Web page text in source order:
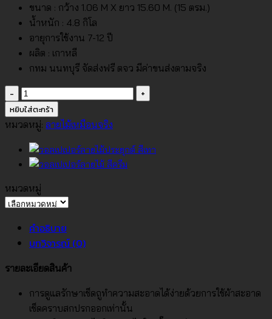
ขนาด : กว้าง 1.06 M X ยาว 15.60 M. (15 ตรม.)
น้ำหนัก : 4.8 กิโล
อายุการใช้งาน 7-12 ปี
ผลิต : เกาหลี
กทม นนทบุรี จัดส่งฟรี ตจว มีค่าขนส่งตามจริง
จำนวน
วอลเปเปอร์
ลายไม้
น้ำตาล
อ่อน
No.88664-
3
หยิบใส่ตะกร้า
หมวดหมู่: ลายไม้เหมือนจริง
หมวดหมู่
หมวด
คำอธิบาย
บทวิจารณ์ (0)
รายละเอียดสินค้า
การดูแลรักษาเช็ดถูทำความสะอาดได้ง่ายด้วยการใช้ผ้าสะอาด
เช็ดคราบสกปรกออกเท่านั้น